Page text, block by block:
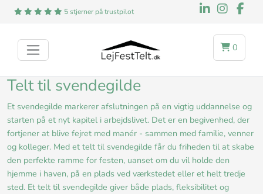
5 stjerner på trustpilot
0
Telt til svendegilde
Et svendegilde markerer afslutningen på en vigtig uddannelse og
starten på et nyt kapitel i arbejdslivet. Det er en begivenhed, der
fortjener at blive fejret med manér - sammen med familie, venner
og kolleger. Med et telt til svendegilde får du friheden til at skabe
den perfekte ramme for festen, uanset om du vil holde den
hjemme i haven, på en plads ved værkstedet eller et helt tredje
sted. Et telt til svendegilde giver både plads, fleksibilitet og